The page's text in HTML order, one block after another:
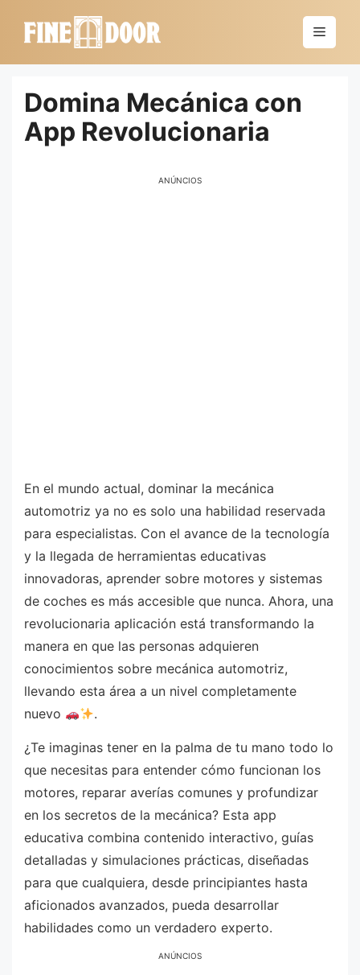
Menú
Domina Mecánica con
App Revolucionaria
ANÚNCIOS
En el mundo actual, dominar la mecánica
automotriz ya no es solo una habilidad reservada
para especialistas. Con el avance de la tecnología
y la llegada de herramientas educativas
innovadoras, aprender sobre motores y sistemas
de coches es más accesible que nunca. Ahora, una
revolucionaria aplicación está transformando la
manera en que las personas adquieren
conocimientos sobre mecánica automotriz,
llevando esta área a un nivel completamente
nuevo
.
¿Te imaginas tener en la palma de tu mano todo lo
que necesitas para entender cómo funcionan los
motores, reparar averías comunes y profundizar
en los secretos de la mecánica? Esta app
educativa combina contenido interactivo, guías
detalladas y simulaciones prácticas, diseñadas
para que cualquiera, desde principiantes hasta
aficionados avanzados, pueda desarrollar
habilidades como un verdadero experto.
ANÚNCIOS